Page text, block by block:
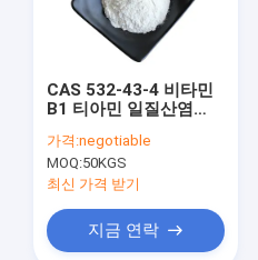
CAS 532-43-4 비타민
B1 티아민 일질산염
가격:negotiable
MOQ:50KGS
최신 가격 받기
지금 연락